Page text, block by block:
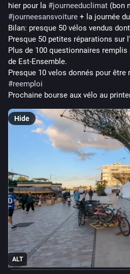
hier pour la #journeeduclimat
#journeesansvoiture + la journée du
Bilan: presque 50 vélos vendus dont
Presque 50 petites réparations sur
Plus de 100 questionnaires remplis
de Est-Ensemble.
#reemploi
Prochaine bourse aux vélo au
ALT
Hide